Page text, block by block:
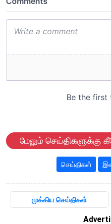
மேலும் செய்திகளுக்கு
செய்திகள்
முக்கிய செய்திகள்